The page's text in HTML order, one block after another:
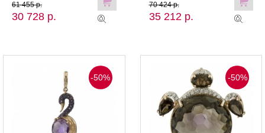
30 728 р.
61 455 р.
35 212 р.
70 424 р.
-50% -50%